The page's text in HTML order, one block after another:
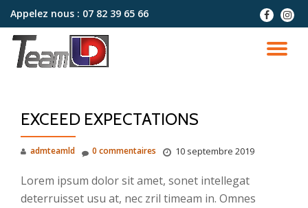
Aller
contenu
Appelez nous : 07 82 39 65 66
fa-
facebook
fa-
EXCEED EXPECTATIONS
admteamld 10 septembre 2019
0 commentaires
Lorem ipsum dolor sit amet, sonet intellegat
deterruisset usu at, nec zril timeam in. Omnes